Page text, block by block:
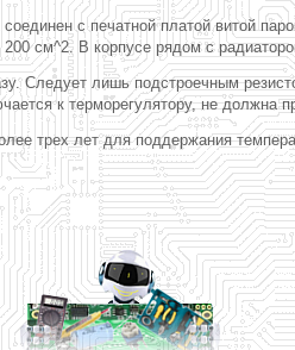
с печатной платой витой
см^2. В корпусе рядом с
Следует лишь подстроечным
к терморегулятору, не должна
трех лет для поддержания